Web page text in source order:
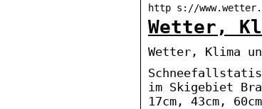
http s://
Wetter,
Wetter, Klima
im Skigebiet
17cm, 43cm,